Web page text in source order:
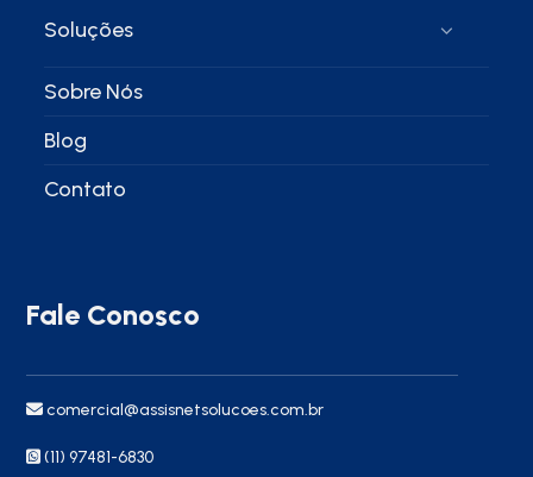
Soluções
Sobre Nós
Blog
Contato
Fale Conosco
comercial@assisnetsolucoes.com.br
(11) 97481-6830